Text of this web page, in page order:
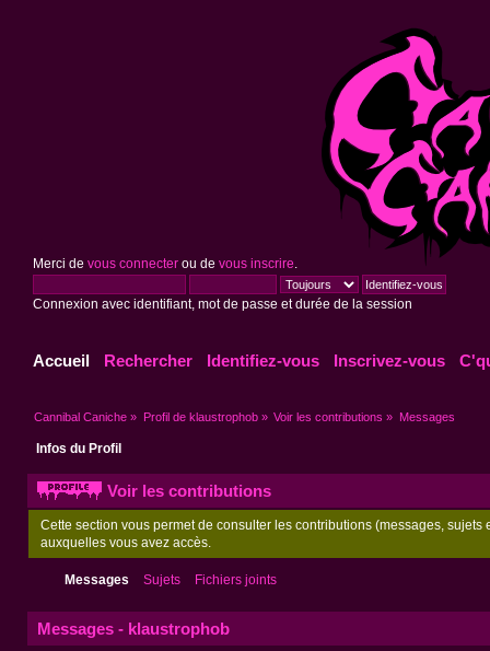
Merci de vous connecterou de vous inscrire
Connexion avec identifiant, mot de passe et durée de la session
Accueil Rechercher Identifiez-vous Inscrivez-vous
Cannibal Caniche » Profil de klaustrophob» Voir les contributions » Messages
Infos du Profil
Voir les contributions
Cette section vous permet de consulter les contributions (messages,
auxquelles vous avez accès.
Messages Sujets Fichiers joints
Messages - klaustrophob